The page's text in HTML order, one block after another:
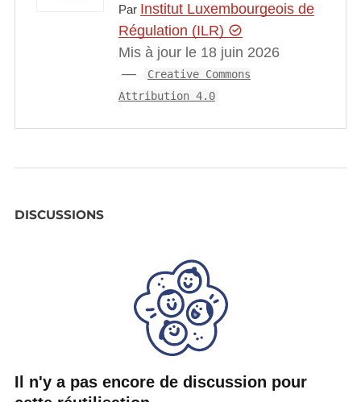
Par Institut Luxembourgeois de
Régulation (ILR)
Mis à jour le 18 juin 2026
Creative Commons
Attribution 4.0
DISCUSSIONS
Il n'y a pas encore de discussion pour